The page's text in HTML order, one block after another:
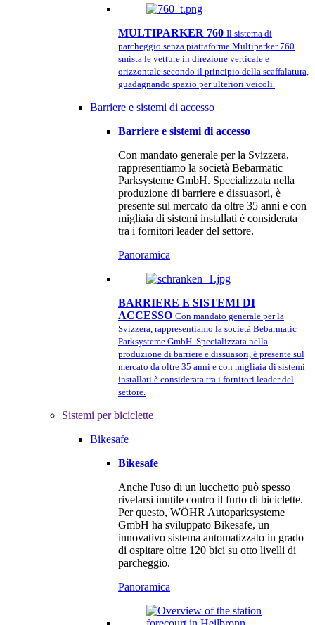
MULTIPARKER 760 Il sistema di
parcheggio senza piattaforme Multiparker 760
smista le vetture in direzione verticale e
orizzontale secondo il principio della scaffalatura,
guadagnando spazio per ulteriori veicoli.
Barriere e sistemi di accesso
Barriere e sistemi di accesso
Con mandato generale per la Svizzera,
rappresentiamo la società Bebarmatic
Parksysteme GmbH. Specializzata nella
produzione di barriere e dissuasori, è
presente sul mercato da oltre 35 anni e con
migliaia di sistemi installati è considerata
tra i fornitori leader del settore.
Panoramica
BARRIERE E SISTEMI DI
ACCESSO Con mandato generale per la
Svizzera, rappresentiamo la società Bebarmatic
Parksysteme GmbH. Specializzata nella
produzione di barriere e dissuasori, è presente sul
mercato da oltre 35 anni e con migliaia di sistemi
installati è considerata tra i fornitori leader del
settore.
Sistemi per biciclette
Bikesafe
Bikesafe
Anche l'uso di un lucchetto può spesso
rivelarsi inutile contro il furto di biciclette.
Per questo, WÖHR Autoparksysteme
GmbH ha sviluppato Bikesafe, un
innovativo sistema automatizzato in grado
di ospitare oltre 120 bici su otto livelli di
parcheggio.
Panoramica